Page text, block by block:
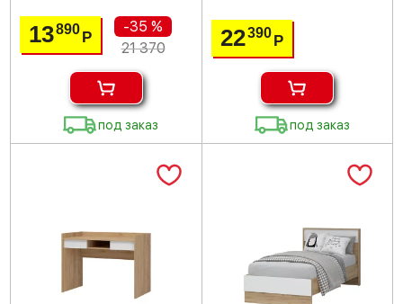
13890Р
-35 %
21 370
под заказ
22390 Р
под заказ